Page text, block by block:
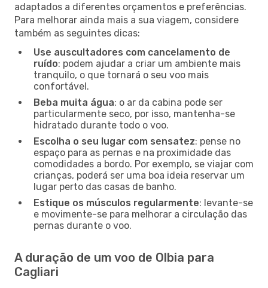
adaptados a diferentes orçamentos e preferências.
Para melhorar ainda mais a sua viagem, considere
também as seguintes dicas:
Use auscultadores com cancelamento de
ruído: podem ajudar a criar um ambiente mais
tranquilo, o que tornará o seu voo mais
confortável.
Beba muita água: o ar da cabina pode ser
particularmente seco, por isso, mantenha-se
hidratado durante todo o voo.
Escolha o seu lugar com sensatez: pense no
espaço para as pernas e na proximidade das
comodidades a bordo. Por exemplo, se viajar com
crianças, poderá ser uma boa ideia reservar um
lugar perto das casas de banho.
Estique os músculos regularmente: levante-se
e movimente-se para melhorar a circulação das
pernas durante o voo.
A duração de um voo de Olbia para
Cagliari